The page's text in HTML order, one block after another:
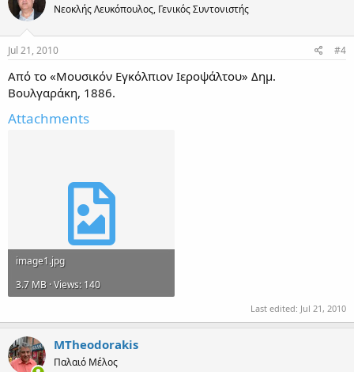
Νεοκλής Λευκόπουλος, Γενικός Συντονιστής
Jul 21, 2010 #4
Από το «Μουσικόν Εγκόλπιον Ιεροψάλτου» Δημ.
Βουλγαράκη, 1886.
Attachments
image1.jpg
3.7 MB · Views: 140
Last edited: Jul 21, 2010
MTheodorakis
Παλαιό Μέλος